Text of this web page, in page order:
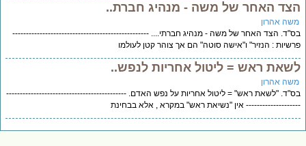
האחר של משה - מנהיג חברת..
אהרון
הצד האחר של משה - מנהיג חברתי.... --------------------------------------------------
: הנזיר" ו"אישה סוטה" הם אך צוהר קטן לעולמו
ראש = ליטול אחריות לנפש..
אהרון
"לשאת ראש" = ליטול אחריות על נפש האדם. --------------------------------------------
אין "נשיאת ראש" במקרא , אלא בבחינת